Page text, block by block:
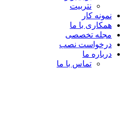
نتربیت
نمونه کار
همکاری با ما
مجله تخصصی
درخواست نصب
درباره ما
تماس با ما